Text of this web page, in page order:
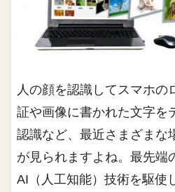
人の顔を認識してスマホの
証や画像に書かれた文字を
認識など、最近さまざまな
が見られますよね。最先端
AI（人工知能）技術を駆使